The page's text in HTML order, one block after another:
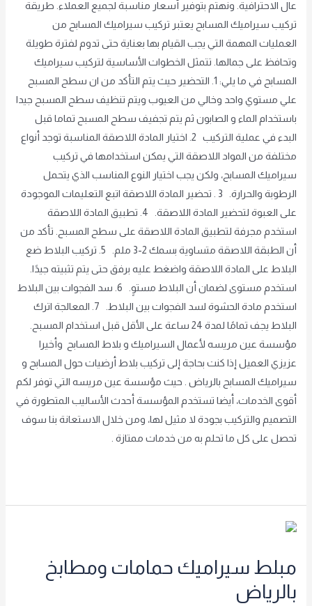
عال الاحترافية. ونهتم بتوفير أسعار مناسبة لجميع العملاء. طريقة
تركيب سيراميك المسابح يعتبر تركيب سيراميك المسابح من
العمليات المهمة التي يجب القيام بها بعناية حتى تدوم لفترة طويلة
وتحافظ على جمالها. تتمثل الخطوات الأساسية لتركيب سيراميك
المسابح في ما يلي: 1. التحضير حيث يتم التأكد من ان سطح المسبح
علي مستوي واحد وخالي من العيوب ويتم تنظيف سطح المسبح جيدا
باستخدام الماء و الصابون ثم يتم تجفيف سطح المسبح تماما قبل
البدء في عملية التركيب 2. اختيار المادة اللاصقة المناسبة توجد أنواع
مختلفة من المواد اللاصقة التي يمكن استخدامها في تركيب
سيراميك المسابح، ولكن يجب اختيار النوع المناسب الذي يتحمل
الرطوبة والحرارة. 3 . تحضير المادة اللاصقة اتبع التعليمات الموجودة
على العبوة لتحضير المادة اللاصقة. 4. تطبيق المادة اللاصقة
استخدم مجرفة لتطبيق المادة اللاصقة على سطح المسبح. تأكد من
أن الطبقة اللاصقة متساوية بسمك 2-3 ملم. 5. تركيب البلاط ضع
البلاط على المادة اللاصقة واضغط عليه برفق حتى يتم تثبيته جيدًا.
استخدم مستوى لضمان أن البلاط مستوٍ. 6. سد الفجوات بين البلاط
استخدم مادة الحشوة لسد الفجوات بين البلاط. 7. المعالجة اترك
البلاط يجف تمامًا لمدة 24 ساعة على الأقل قبل استخدام المسبح.
مؤسسة عين مريسه لأعمال السيراميك و بلاط المسابح وأخيرا
عزيزي العميل إذا كنت بحاجة إلى تركيب بلاط أرضيات حول المسابح و
سيراميك المسابح بالرياض . حيث مؤسسة عين مريسه التي توفر لكم
أقوى الخدمات، أيضا تستخدم المؤسسة أحدث الأساليب المتطورة في
التصميم والتركيب بجودة لا مثيل لها، ومن خلال الاستعانة بنا سوف
تحصل على كل ما تحلم به من خدمات ممتازة .
مبلط سيراميك حمامات ومطابخ
بالرياض
مبلط
حمامات
ومطابخ